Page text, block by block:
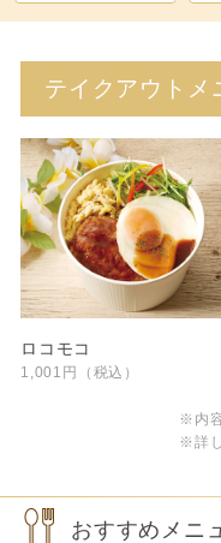
テイクアウトメ
ロコモコ
1,001円（税込）
※内
※詳
おすすめメニ